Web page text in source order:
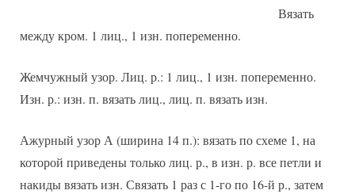
Вязать
между кром. 1 лиц., 1 изн. попеременно.
Жемчужный узор. Лиц. р.: 1 лиц., 1 изн. попеременно.
Изн. р.: изн. п. вязать лиц., лиц. п. вязать изн.
Ажурный узор А (ширина 14 п.): вязать по схеме 1, на
которой приведены только лиц. р., в изн. р. все петли и
накиды вязать изн. Связать 1 раз с 1-го по 16-й р., затем